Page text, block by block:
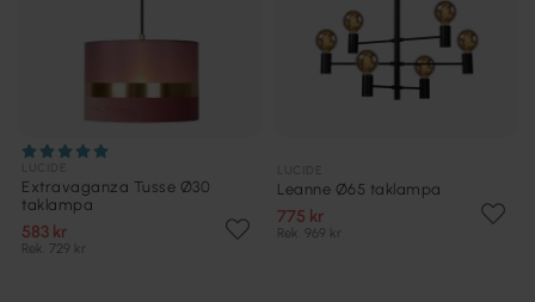
Extravaganza Tusse Ø30
taklampa
583 kr
Rek. 729 kr
Leanne Ø65 taklampa
775 kr
Rek. 969 kr